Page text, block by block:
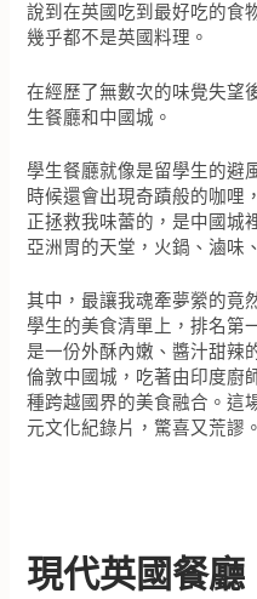
說到在英國吃到最好吃的食
幾乎都不是英國料理。
在經歷了無數次的味覺失
生餐廳和中國城。
學生餐廳就像是留學生的避
時候還會出現奇蹟般的咖哩
正拯救我味蕾的，是中國城
亞洲胃的天堂，火鍋、滷味
其中，最讓我魂牽夢縈的
學生的美食清單上，排名第
是一份外酥內嫩、醬汁甜辣
倫敦中國城，吃著由印度廚
種跨越國界的美食融合。這
元文化紀錄片，驚喜又荒謬。
現代英國餐